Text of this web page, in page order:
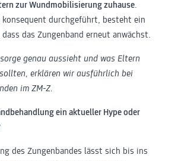
zur Wundmobilisierung zuhause.
durchgeführt, besteht ein
das Zungenband erneut anwächst.
genau aussieht und was Eltern
erklären wir ausführlich bei
im ZM-Z.
ein aktueller Hype oder
des Zungenbandes lässt sich bis ins